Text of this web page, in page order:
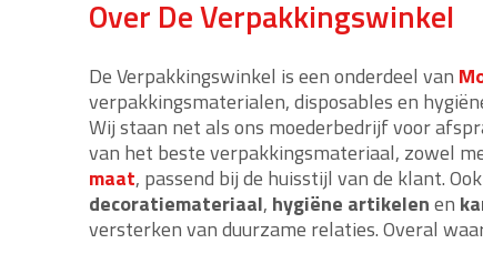
Over De Verpakkingswinkel
De Verpakkingswinkel is een onderdeel van
verpakkingsmaterialen, disposables en
Wij staan net als ons moederbedrijf voor
van het beste verpakkingsmateriaal, zowel
maat, passend bij de huisstijl van de klant.
decoratiemateriaal, hygiëne artikelenen
versterken van duurzame relaties. Overal